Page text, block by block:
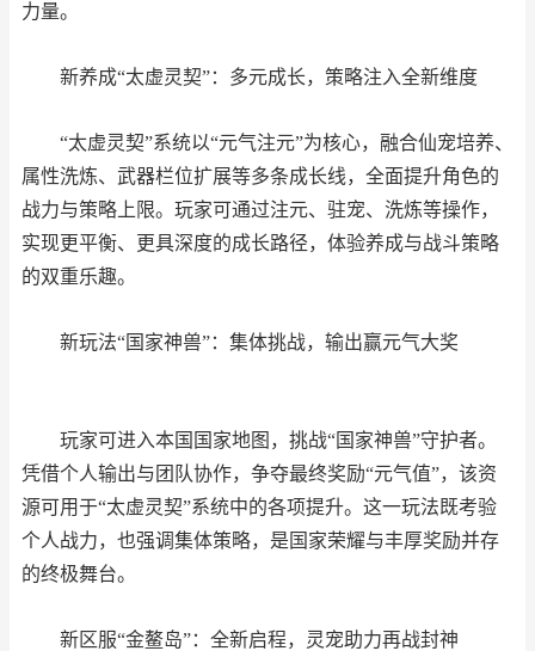
力量。
新养成“太虚灵契”：多元成长，策略注入全新维度
“太虚灵契”系统以“元气注元”为核心，融合仙宠培养、
属性洗炼、武器栏位扩展等多条成长线，全面提升角色的
战力与策略上限。玩家可通过注元、驻宠、洗炼等操作，
实现更平衡、更具深度的成长路径，体验养成与战斗策略
的双重乐趣。
新玩法“国家神兽”：集体挑战，输出赢元气大奖
玩家可进入本国国家地图，挑战“国家神兽”守护者。
凭借个人输出与团队协作，争夺最终奖励“元气值”，该资
源可用于“太虚灵契”系统中的各项提升。这一玩法既考验
个人战力，也强调集体策略，是国家荣耀与丰厚奖励并存
的终极舞台。
新区服“金鳌岛”：全新启程，灵宠助力再战封神